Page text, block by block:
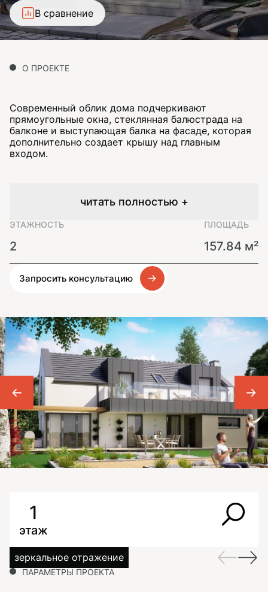
В сравнение
О ПРОЕКТЕ
Современный облик дома подчеркивают
прямоугольные окна, стеклянная балюстрада на
балконе и выступающая балка на фасаде, которая
дополнительно создает крышу над главным
входом.
читать полностью +
ЭТАЖНОСТЬ
2
ПЛОЩАДЬ
157.84 м²
Запросить консультацию
1
этаж
зеркальное отражение
ПАРАМЕТРЫ ПРОЕКТА